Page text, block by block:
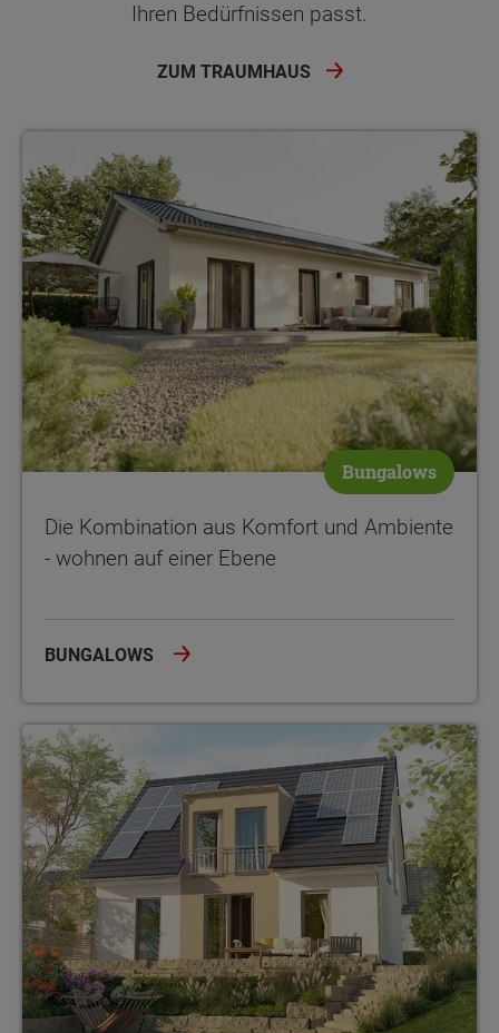
Ihren Bedürfnissen passt.
ZUM TRAUMHAUS
Die Kombination aus Komfort und Ambiente - wohnen auf einer
Bungalows
Die Kombination aus Komfort und Ambiente
- wohnen auf einer Ebene
BUNGALOWS
Das eigene Zuhause - kompakt, flexibel, sicher und massiv